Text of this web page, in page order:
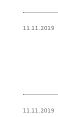
11.11.2019
11.11.2019